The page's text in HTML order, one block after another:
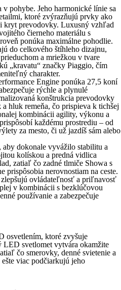
v pohybe. Jeho harmonické línie sa
, ktoré zvýrazňujú prvky ako
kryt prevodovky. Luxusný vzhľad
čierneho materiálu s
ponúka maximálne pohodlie.
do celkového štíhleho dizajnu,
a mriežkou v tvare
„kravatu“ značky Piaggio, čím
charakter.
Engine ponúka 27,5 koní
rýchle a plynulé
konštrukcia prevodovky
hluk remeňa, čo prispieva k tichšej
kombinácii agility, výkonu a
každému prostrediu – od
za mesto, či už jazdíš sám alebo
dokonale vyvážilo stabilitu a
kolískou a predná vidlica
zatiaľ čo zadné tlmiče Showa s
prispôsobia nerovnostiam na ceste.
ovládateľnosť a priľnavosť
v kombinácii s bezklúčovou
používanie a zabezpečuje
osvetlením, ktoré zvyšuje
LED svetlomet vytvára okamžite
čo smerovky, denné svietenie a
ešte viac podčiarkujú jeho